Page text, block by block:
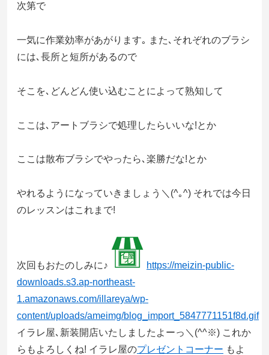
次第で
一気に作業効率があがります｡ また､それぞれのブラシ
には､長所と短所があるので
そこを､どんどん使い込むことによって熟知して
ここは､アートブラシで処理したらいいな!とか
ここは散布ブラシでやったら､楽勝だな!とか
やれるようになっていきましょう＼(^｡^) それでは今日
のレッスンはこれまで!
次回もおたのしみに♪
https://meizin-public-
downloads.s3.ap-northeast-
1.amazonaws.com/illareya/wp-
content/uploads/ameimg/blog_import_5847771151f8d.gif
イラレ屋､新装開店いたしましたよーっ＼(^^※) これか
らもよろしくね! イラレ屋のプレゼントコーナー もよ